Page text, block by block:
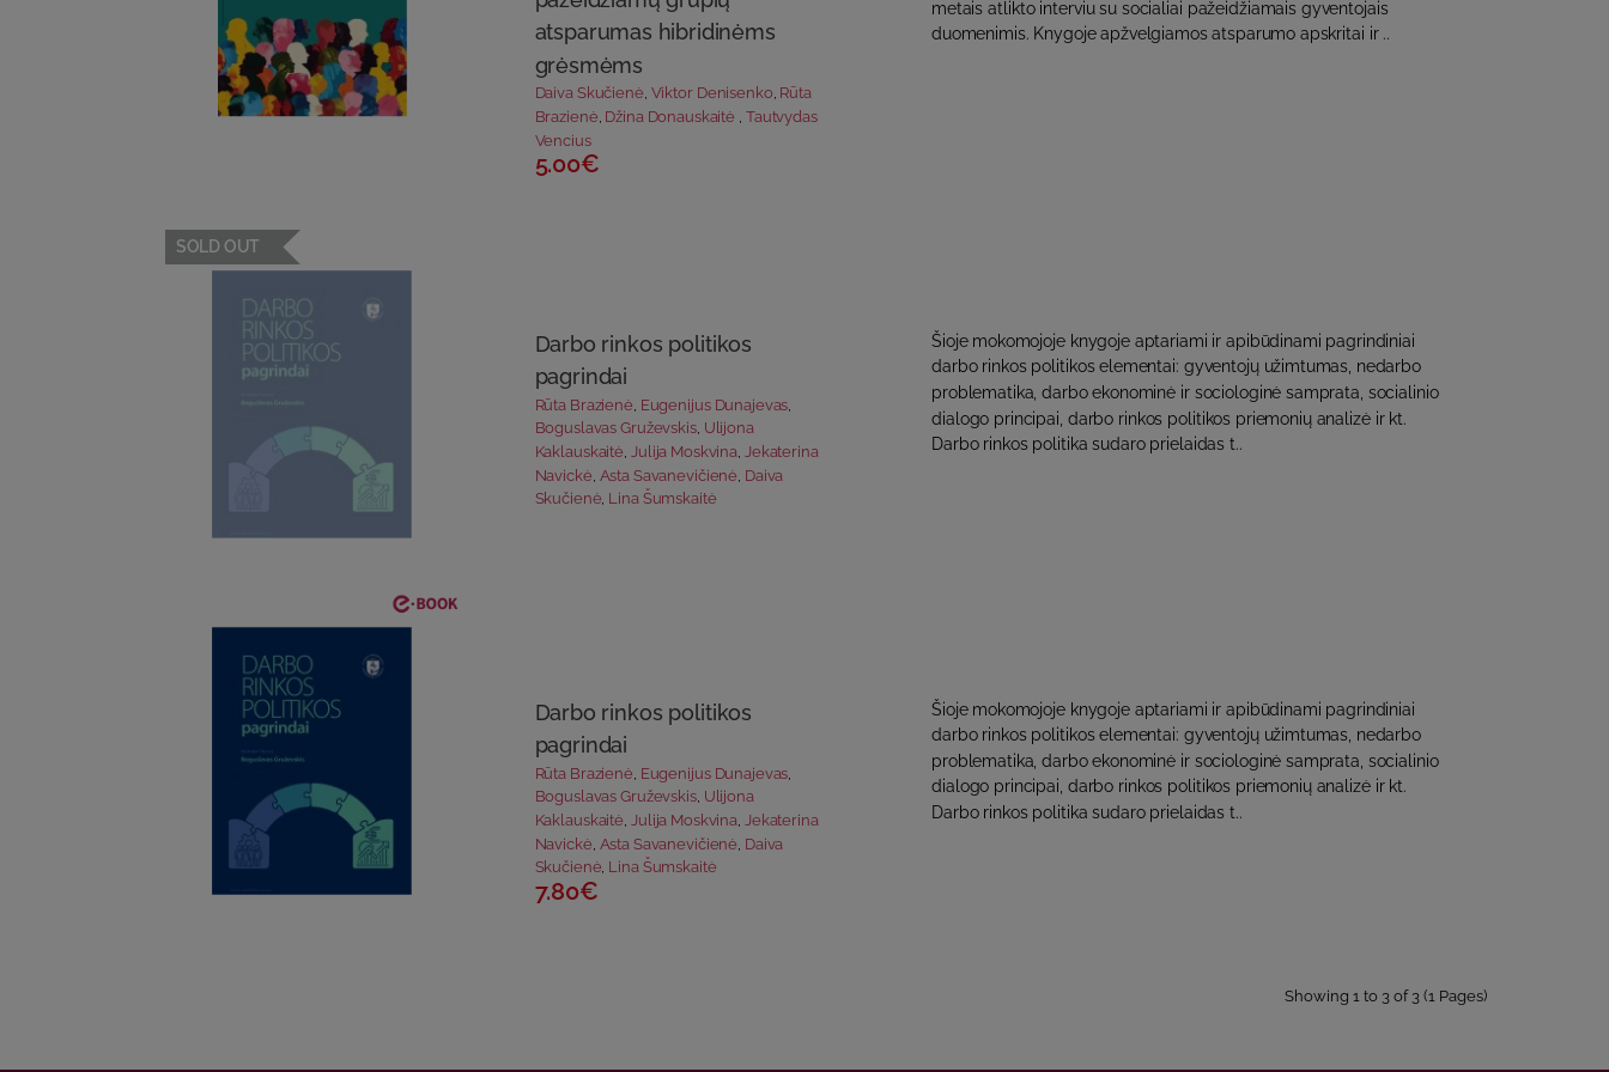
atsparumas hibridinėms
grėsmėms
Daiva Skučienė, Viktor Denisenko, Rūta
Brazienė, Džina Donauskaitė , Tautvydas
Vencius
5.00€
metais atlikto interviu su socialiai pažeidžiamais gyventojais
duomenimis. Knygoje apžvelgiamos atsparumo apskritai ir ..
SOLD OUT
Darbo rinkos politikos
pagrindai
Rūta Brazienė Eugenijus Dunajevas
Boguslavas Gruževskis, Ulijona
Kaklauskaitė, Julija Moskvina,Jekaterina
Navickė Asta Savanevičienė Daiva
Skučienė, Lina Šumskaitė
Šioje mokomojoje knygoje aptariami ir apibūdinami pagrindiniai
darbo rinkos politikos elementai: gyventojų užimtumas, nedarbo
problematika, darbo ekonominė ir sociologinė samprata, socialinio
dialogo principai, darbo rinkos politikos priemonių analizė ir kt.
Darbo rinkos politika sudaro prielaidas t..
Darbo rinkos politikos
pagrindai
Rūta Brazienė Eugenijus Dunajevas
Boguslavas Gruževskis, Ulijona
Kaklauskaitė Julija Moskvina Jekaterina
Navickė Asta Savanevičienė Daiva
Skučienė, Lina Šumskaitė
7.80€
Šioje mokomojoje knygoje aptariami ir apibūdinami pagrindiniai
darbo rinkos politikos elementai: gyventojų užimtumas, nedarbo
problematika, darbo ekonominė ir sociologinė samprata, socialinio
dialogo principai, darbo rinkos politikos priemonių analizė ir kt.
Darbo rinkos politika sudaro prielaidas t..
Showing 1 to 3 of 3 (1 Pages)